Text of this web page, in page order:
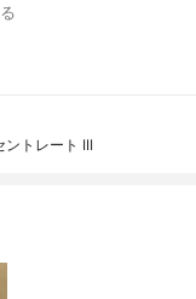
トレート III